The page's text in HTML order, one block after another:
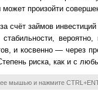
произойти
займов
и косвенно — через
риска, как и с
мышью и нажмите